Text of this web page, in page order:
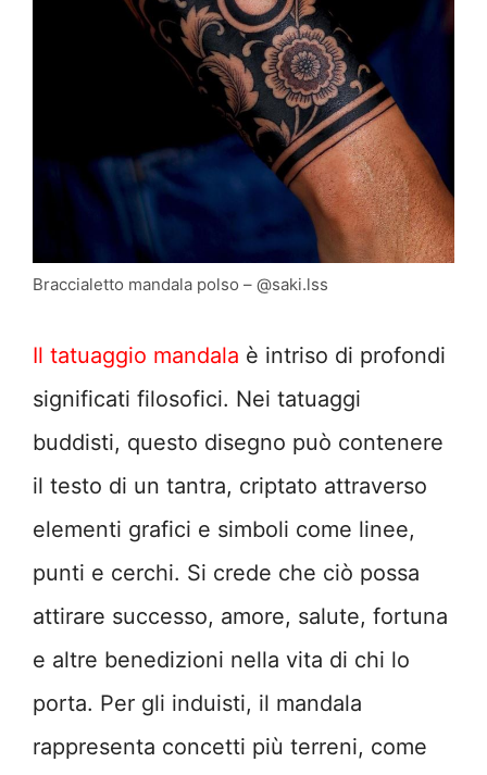
Braccialetto mandala polso – @saki.lss
Il tatuaggio mandala è intriso di profondi
significati filosofici. Nei tatuaggi
buddisti, questo disegno può contenere
il testo di un tantra, criptato attraverso
elementi grafici e simboli come linee,
punti e cerchi. Si crede che ciò possa
attirare successo, amore, salute, fortuna
e altre benedizioni nella vita di chi lo
porta. Per gli induisti, il mandala
rappresenta concetti più terreni, come